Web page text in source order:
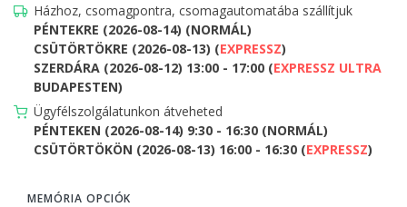
Házhoz, csomagpontra, csomagautomatába szállítjuk
PÉNTEKRE (2026-08-14) (NORMÁL)
CSÜTÖRTÖKRE (2026-08-13) (EXPRESSZ)
SZERDÁRA (2026-08-12) 13:00 - 17:00 (EXPRESSZ ULTRA
BUDAPESTEN)
Ügyfélszolgálatunkon átveheted
PÉNTEKEN (2026-08-14) 9:30 - 16:30 (NORMÁL)
CSÜTÖRTÖKÖN (2026-08-13) 16:00 - 16:30 (EXPRESSZ)
MEMÓRIA OPCIÓK